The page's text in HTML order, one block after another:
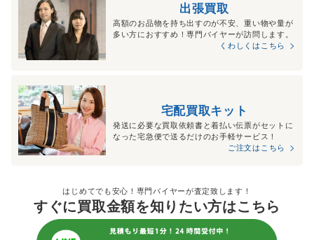
出張買取
高額のお品物を持ち出すのが不安、重い物や量が
多い方におすすめ！専門バイヤーが訪問します。
くわしくはこちら
宅配買取キット
発送に必要な買取依頼書と着払い伝票がセットに
なった宅急便で送るだけのお手軽サービス！
ご注文はこちら
はじめてでも安心！専門バイヤーが査定致します！
すぐに買取金額を知りたい方はこちら